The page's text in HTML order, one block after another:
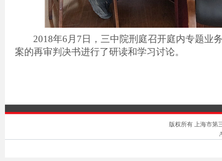
2018年6 月 7 日，三中院刑庭召开庭内专题业
案的再审判决书进行了研读和学习讨论。
版权所有 上海市第